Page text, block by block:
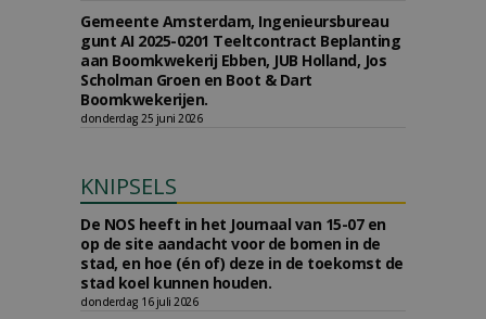
Gemeente Amsterdam, Ingenieursbureau
gunt AI 2025-0201 Teeltcontract Beplanting
aan Boomkwekerij Ebben, JUB Holland, Jos
Scholman Groen en Boot & Dart
Boomkwekerijen.
donderdag 25 juni 2026
KNIPSELS
De NOS heeft in het Journaal van 15-07 en
op de site aandacht voor de bomen in de
stad, en hoe (én of) deze in de toekomst de
stad koel kunnen houden.
donderdag 16 juli 2026